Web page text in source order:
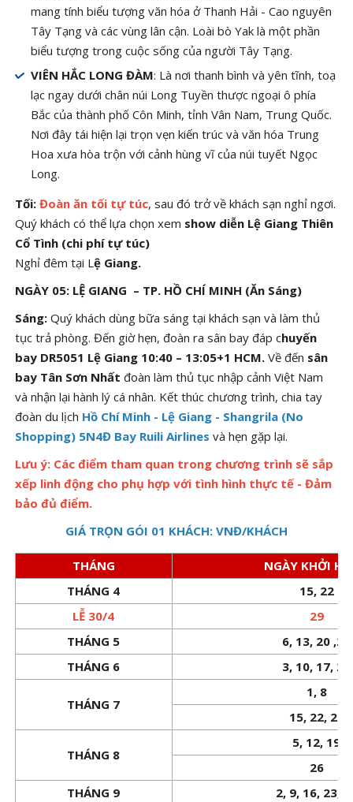
mang tính biểu tượng văn hóa ở Thanh Hải - Cao nguyên
Tây Tạng và các vùng lân cận. Loài bò Yak là một phần
biểu tượng trong cuộc sống của người Tây Tạng.
VIÊN HẮC LONG ĐÀM: Là nơi thanh bình và yên tĩnh, toạ
lạc ngay dưới chân núi Long Tuyền thược ngoại ô phía
Bắc của thành phố Côn Minh, tỉnh Vân Nam, Trung Quốc.
Nơi đây tái hiện lại trọn vẹn kiến trúc và văn hóa Trung
Hoa xưa hòa trộn với cảnh hùng vĩ của núi tuyết Ngọc
Long.
Tối: Đoàn ăn tối tự túc, sau đó trở về khách sạn nghỉ ngơi.
Quý khách có thể lựa chọn xem show diễn Lệ Giang Thiên
Cổ Tình (chi phí tự túc)
Nghỉ đêm tại Lệ Giang.
NGÀY 05: LỆ GIANG – TP. HỒ CHÍ MINH (Ăn Sáng)
Sáng: Quý khách dùng bữa sáng tại khách sạn và làm thủ
tục trả phòng. Đến giờ hẹn, đoàn ra sân bay đáp chuyến
bay DR5051 Lệ Giang 10:40 – 13:05+1 HCM.Về đến sân
bay Tân Sơn Nhất đoàn làm thủ tục nhập cảnh Việt Nam
và nhận lại hành lý cá nhân. Kết thúc chương trình, chia tay
đoàn du lịch Hồ Chí Minh - Lệ Giang - Shangrila (No
Shopping) 5N4Đ Bay Ruili Airlines và hẹn gặp lại.
Lưu ý: Các điểm tham quan trong chương trình sẽ sắp
xếp linh động cho phụ hợp với tình hình thực tế - Đảm
bảo đủ điểm.
GIÁ TRỌN GÓI 01 KHÁCH: VNĐ/KHÁCH
THÁNG
NGÀY KHỞI
THÁNG 4
15, 22
LỄ 30/4
29
THÁNG 5
6, 13, 20 ,27
THÁNG 6
3, 10, 17, 24
THÁNG 7
1, 8
15, 22, 29
THÁNG 8
5, 12, 19
26
THÁNG 9
2, 9, 16, 23,